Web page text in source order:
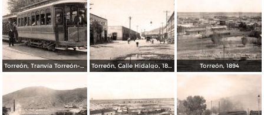
Torreón, Tranvía Torreón-Lerdo, 1897 Torreón, Calle Hidalgo, 1890 Torreón, 1894